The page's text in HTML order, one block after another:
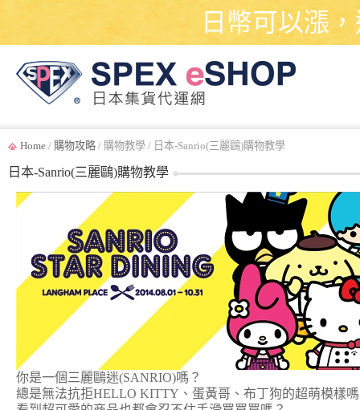
日幣可以漲
Home / 購物攻略 / 購物教學 / 日本-Sanrio(三麗鷗)購物教學
日本-Sanrio(三麗鷗)購物教學
你是一個三麗鷗迷(SANRIO)嗎？
總是無法抗拒HELLO KITTY、蛋黃哥、布丁狗的超萌模樣